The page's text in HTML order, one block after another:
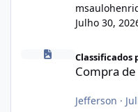
Julho 30,
Compra de carteiras de
Classificados
Compra
Jefferson ·